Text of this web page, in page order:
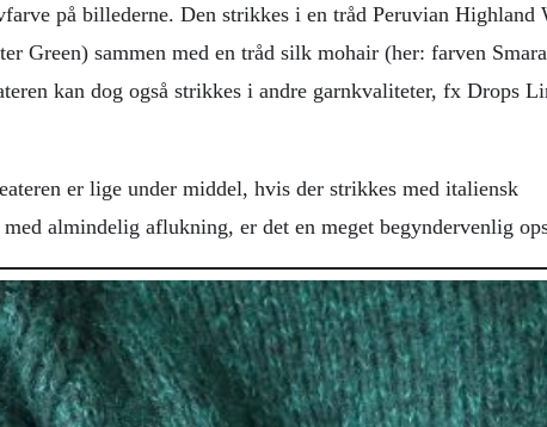
på billederne. Den strikkes i en tråd Peruvian Highland
Green) sammen med en tråd silk mohair (her: farven
kan dog også strikkes i andre garnkvaliteter, fx Drops
er lige under middel, hvis der strikkes med italiensk
almindelig aflukning, er det en meget begyndervenlig